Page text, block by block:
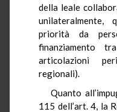
della leale
priorità da
finanziamento
articolazioni
regionali).
Quanto
115 dell’art. 4, la